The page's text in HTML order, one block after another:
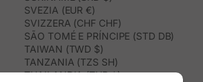
SVEZIA (EUR €)
SVIZZERA (CHF CHF)
SÃO TOMÉ E PRÍNCIPE (STD DB)
TAIWAN (TWD $)
TANZANIA (TZS SH)
THAILANDIA (THB ฿)